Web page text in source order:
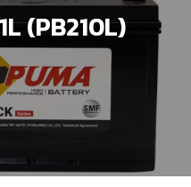
(PB210L)